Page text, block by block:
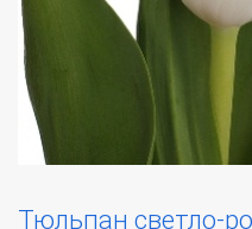
Тюльпан светло-